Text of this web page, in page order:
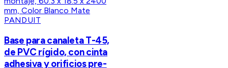
PANDUIT
Base para canaleta T-45,
de PVC rígido, con cinta
adhesiva y orificios pre-